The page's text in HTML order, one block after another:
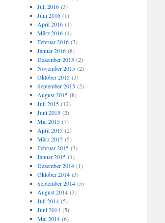
Juli 2016(3)
Juni 2016(1)
April 2016(1)
März 2016(4)
Februar 2016(3)
Januar 2016(8)
Dezember 2015(2)
November 2015(2)
Oktober 2015(3)
September 2015(2)
August 2015(8)
Juli 2015(12)
Juni 2015(2)
Mai 2015(7)
April 2015(2)
März 2015(5)
Februar 2015(3)
Januar 2015(4)
Dezember 2014(1)
Oktober 2014(3)
September 2014(5)
August 2014(3)
Juli 2014(5)
Juni 2014(5)
Mai 2014(6)